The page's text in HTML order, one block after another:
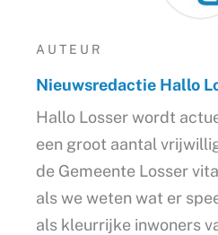
AUTEUR
Nieuwsredactie Hallo
Hallo Losser wordt
een groot aantal
de Gemeente Losser
als we weten wat er
als kleurrijke inwoners